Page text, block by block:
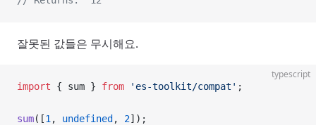
잘못된 값들은 무시해요.
typescript
import { sum } from 'es-toolkit/compat' ;
sum([1 , undefined , 2]);